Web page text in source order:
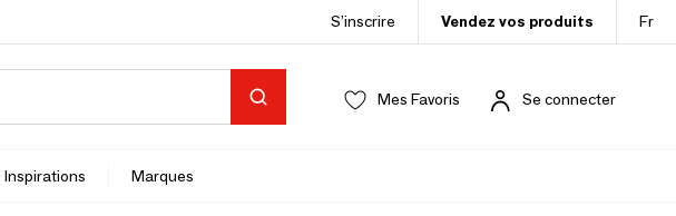
S’inscrire Vendez vos produits Fr
Mes Favoris Se connecter
Inspirations Marques